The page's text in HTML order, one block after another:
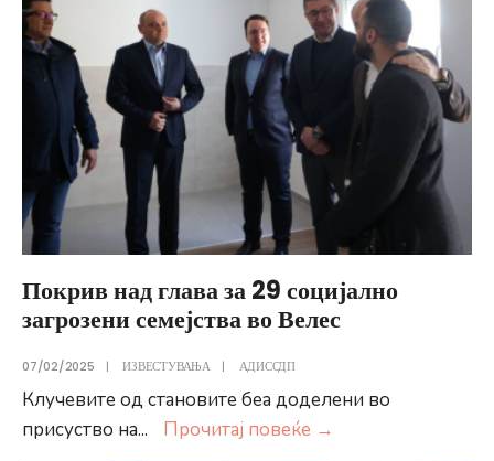
за
Вечер:
Градиме
станови
по
реални
цени,
поприфатливи
за
македонскиот
стандард
Покрив над глава за 29 социјално
загрозени семејства во Велес
07/02/2025 | ИЗВЕСТУВАЊА | АДИССДП
Клучевите од становите беа доделени во
присуство на... Прочитај повеќе →